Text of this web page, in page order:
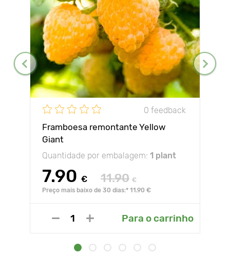
0 feedback
Framboesa remontante Yellow
Giant
Quantidade por embalagem: 1 plant
7.90 € 11.90 €
Preço mais baixo de 30 dias:* 11.90 €
Para o carrinho